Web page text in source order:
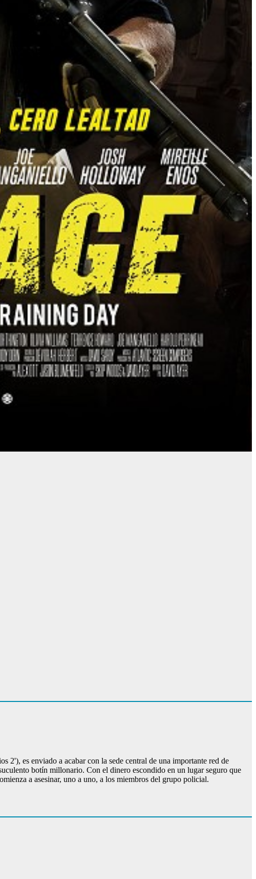
es enviado a acabar con la sede central de una importante red de
botín millonario. Con el dinero escondido en un lugar seguro que
a asesinar, uno a uno, a los miembros del grupo policial.